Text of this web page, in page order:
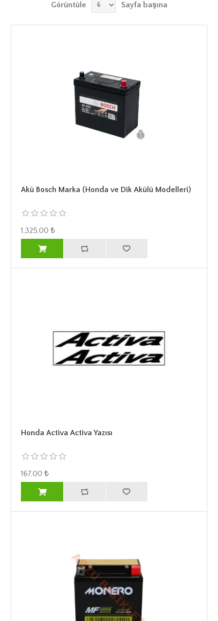
Görüntüle Sayfa başına
Akü Bosch Marka (Honda ve Dik Akülü Modelleri)
1.325,00 ₺
Honda Activa Activa Yazısı
167,00 ₺